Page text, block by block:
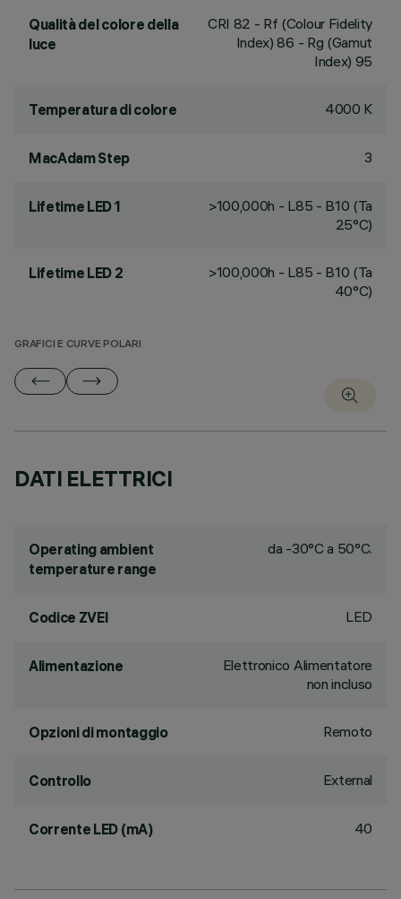
Qualità del colore della
luce
CRI 82 - Rf (Colour Fidelity
Index) 86 - Rg (Gamut
Index) 95
Temperatura di colore 4000 K
MacAdam Step 3
Lifetime LED 1
>100,000h - L85 - B10 (Ta
25°C)
Lifetime LED 2
>100,000h - L85 - B10 (Ta
40°C)
GRAFICI E CURVE POLARI
DATI ELETTRICI
Operating ambient
temperature range
da -30°C a 50°C.
Codice ZVEI LED
Alimentazione
Elettronico Alimentatore
non incluso
Opzioni di montaggio Remoto
Controllo External
Corrente LED (mA) 40